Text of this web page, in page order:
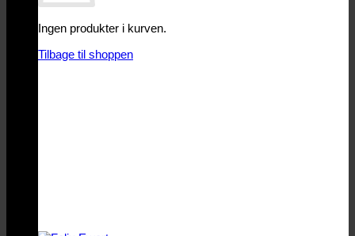
Ingen produkter i kurven.
Tilbage til shoppen